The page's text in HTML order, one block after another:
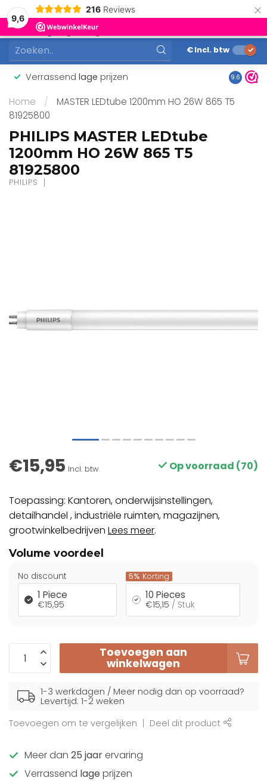
9,6
216 Reviews ×
MENU
0
€Incl. btw
Verrassend lage prijzen 9.6
Home /
MASTER LEDtube 1200mm HO 26W 865 T5
81925800
PHILIPS MASTER LEDtube
1200mm HO 26W 865 T5
81925800
PHILIPS
€15,95 Incl. btw Op voorraad (70)
Toepassing: Kantoren, onderwijsinstellingen,
detailhandel , industriële ruimten, magazijnen,
grootwinkelbedrijven Lees meer.
Volume voordeel
No discount
1 Piece
€15,95
5% Korting
10 Pieces
€15,15 / Stuk
Toevoegen aan
winkelwagen
1-3 werkdagen / Meer nodig dan op voorraad?
Levertijd: 1-2 weken
Toevoegen om te vergelijken
Deel dit product
Meer dan 25 jaarervaring
Verrassend lage prijzen